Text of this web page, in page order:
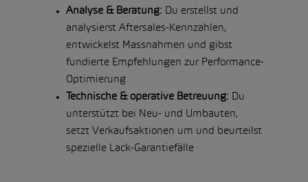
Analyse & Beratung: Du erstellst und
analysierst Aftersales-Kennzahlen,
entwickelst Massnahmen und gibst
fundierte Empfehlungen zur Performance-
Optimierung
Technische & operative Betreuung: Du
unterstützt bei Neu- und Umbauten,
setzt Verkaufsaktionen um und beurteilst
spezielle Lack-Garantiefälle